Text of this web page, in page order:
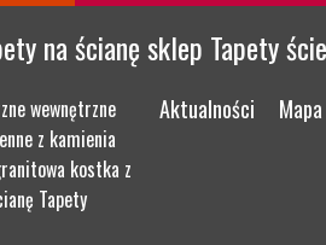
na ścianę sklep Tapety
wewnętrzne
z kamienia
kostka z
Tapety
Menu
Skip to content
Aktualności